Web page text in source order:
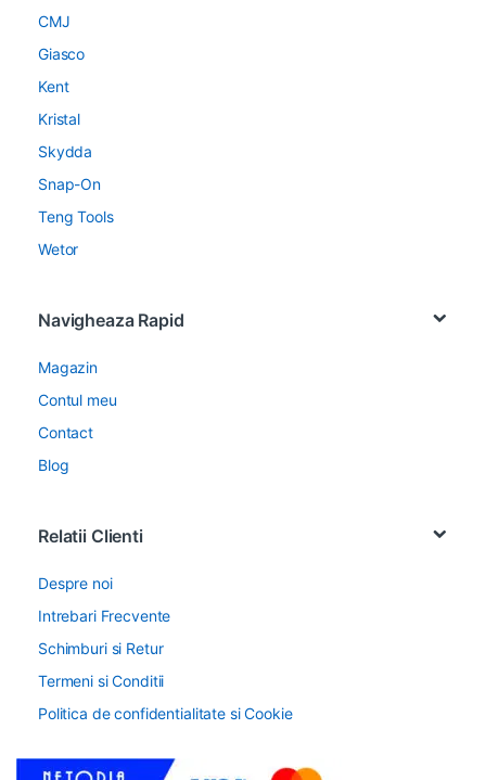
CMJ
Giasco
Kent
Kristal
Skydda
Snap-On
Teng Tools
Wetor
Navigheaza Rapid
Magazin
Contul meu
Contact
Blog
Relatii Clienti
Despre noi
Intrebari Frecvente
Schimburi si Retur
Termeni si Conditii
Politica de confidentialitate si Cookie